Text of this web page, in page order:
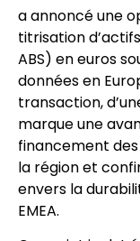
a annoncé une
titrisation
ABS) en euros
données en
transaction,
marque une
financement
la région et
envers la
EMEA.